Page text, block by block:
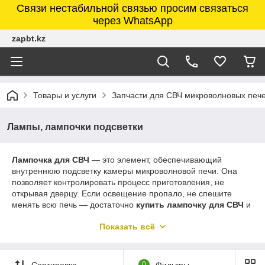
Связи нестабильной связью просим связаться
через WhatsApp
zapbt.kz
Товары и услуги Запчасти для СВЧ микроволновых
Лампы, лампочки подсветки
Лампочка для СВЧ — это элемент, обеспечивающий
внутреннюю подсветку камеры микроволновой печи. Она
позволяет контролировать процесс приготовления, не
открывая дверцу. Если освещение пропало, не спешите
менять всю печь — достаточно купить лампочку для СВЧ и
Какие бывают лампочки для СВЧ-печей
Показать всё